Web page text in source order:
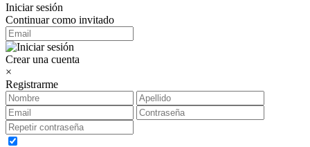
Iniciar sesión
Continuar como invitado
Crear una cuenta
×
Registrarme